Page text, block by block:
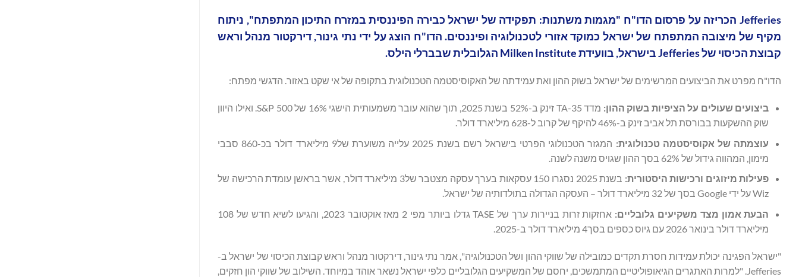
‏Jefferies הכריזה על פרסום הדו"ח "מגמות משתנות: תפקידה של ישראל כבירה הפיננסית במזרח התיכון המתפתח", ניתוח
מקיף של מיצובה המתפתח של ישראל כמוקד אזורי לטכנולוגיה ופיננסים. הדו"ח הוצג על ידי נתי גינור, דירקטור מנהל וראש
קבוצת הכיסוי של Jefferies בישראל, בוועידת Milken Institute הגלובלית שבברלי הילס.
הדו"ח מפרט את הביצועים המרשימים של ישראל בשוק ההון ואת עמידתה של האקוסיסטמה הטכנולוגית בתקופה של אי שקט באזור. הדגשי מפתח:
ביצועים שעולים על הציפיות בשוק ההון:
מדד TA-35 זינק ב-52% בשנת 2025, תוך שהוא עובר משמעותית הישגי 16% של S&P 500. ואילו היוון
שוק ההשקעות בבורסת תל אביב זינק ב-46% להיקף של קרוב ל-628 מיליארד דולר.
עוצמתה של אקוסיסטמה טכנולוגית:
המגזר הטכנולוגי הפרטי בישראל רשם בשנת 2025 עלייה משוערת של9 מיליארד דולר בכ-860 סבבי
מימון, המהווה גידול של 62% בסך ההון שגויס משנה לשנה.
פעילות מיזוגים ורכישות היסטורית:
בשנת 2025 נסגרו 150 עסקאות בערך עסקה מצטבר של3 מיליארד דולר, אשר בראשן עומדת הרכישה של
Wiz על ידי Google בסך של 32 מיליארד דולר – העסקה הגדולה בתולדותיה של ישראל.
הבעת אמון מצד משקיעים גלובליים:
אחזקות זרות בניירות ערך של TASE גדלו ביותר מפי 2 מאז אוקטובר 2023, והגיעו לשיא חדש של 108
מיליארד דולר בינואר 2026 עם גיוס כספים בסך4 מיליארד דולר ב-2025.
"ישראל הפגינה יכולת עמידות חסרת תקדים כמובילה של שווקי ההון ושל הטכנולוגיה", אמר נתי גינור, דירקטור מנהל וראש קבוצת הכיסוי של ישראל ב-
Jefferies. "למרות האתגרים הגיאופוליטיים המתמשכים, יחסם של המשקיעים הגלובליים כלפי ישראל נשאר אוהד במיוחד. השילוב של שווקי הון חזקים,